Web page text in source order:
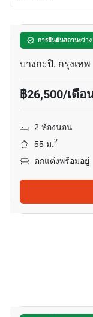
การยืนยันสถานะว่า
นิช โมโน พร
บางกะปิ, กรุงเทพ
฿26,500/เดือ
2 ห้องนอน
55 ม.2
ตกแต่งพร้อมอยู่